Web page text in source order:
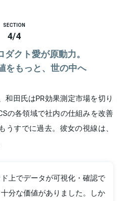
SECTION
4/4
クト愛が原動力。
をもっと、世の中へ
和田氏はPR効果測定市場を切り
の各領域で社内の仕組みを改善
うすでに過去。彼女の視線は、
ド上でデータが可視化・確認で
分な価値がありました。しか